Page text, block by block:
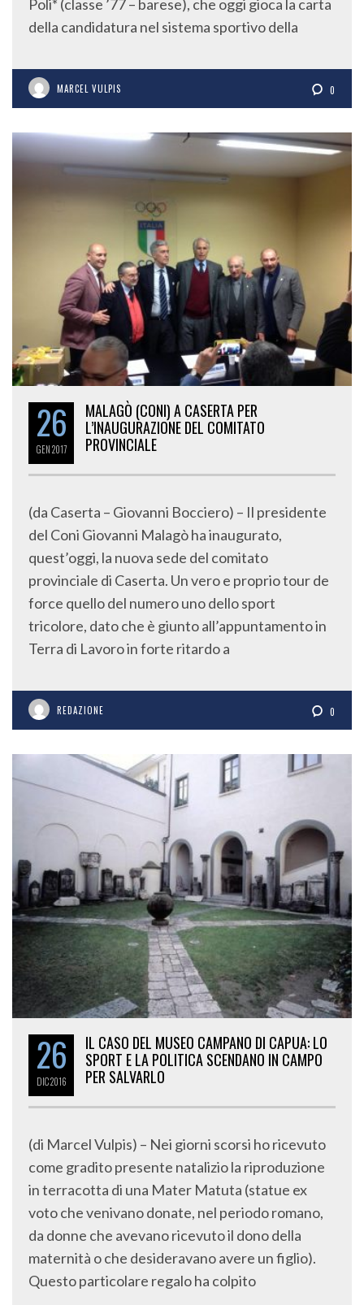
Poli* (classe ’77 – barese), che oggi gioca la carta
della candidatura nel sistema sportivo della
26
GEN2017
MALAGÒ (CONI) A CASERTA PER
L’INAUGURAZIONE DEL COMITATO
(da Caserta – Giovanni Bocciero) – Il presidente
del Coni Giovanni Malagò ha inaugurato,
quest’oggi, la nuova sede del comitato
provinciale di Caserta. Un vero e proprio tour de
force quello del numero uno dello sport
tricolore, dato che è giunto all’appuntamento in
26
DIC2016
IL CASO DEL MUSEO CAMPANO DI CAPUA: LO
SPORT E LA POLITICA SCENDANO IN CAMPO
(di Marcel Vulpis) – Nei giorni scorsi ho ricevuto
come gradito presente natalizio la riproduzione
in terracotta di una Mater Matuta (statue ex
voto che venivano donate, nel periodo romano,
da donne che avevano ricevuto il dono della
maternità o che desideravano avere un figlio).
Questo particolare regalo ha colpito